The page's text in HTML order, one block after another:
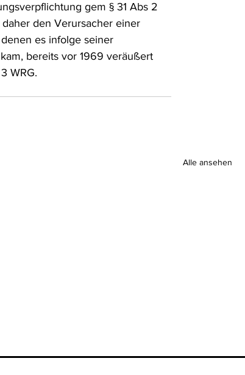
gem § 31 Abs 2
den Verursacher einer
es infolge seiner
bereits vor 1969 veräußert
WRG.
Alle ansehen